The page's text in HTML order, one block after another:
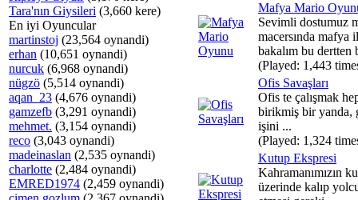
Tara'nın Giysileri (3,660 kere)
En iyi Oyuncular
martinstoj (23,564 oynandi)
erhan (10,651 oynandi)
nurcuk (6,968 oynandi)
nügzö (5,514 oynandi)
aqan_23 (4,676 oynandi)
gamzefb (3,291 oynandi)
mehmet. (3,154 oynandi)
reco (3,043 oynandi)
madeinaslan (2,535 oynandi)
charlotte (2,484 oynandi)
EMRED1974 (2,459 oynandi)
Mafya Mario
Sevimli dostumuz
macersında mafya
bakalım bu dertten
(Played: 1,443
Ofis Savaşları
Ofis te çalışmak
birikmiş bir yanda,
işini ...
(Played: 1,324
Kutup Ekspresi
Kahramanımızın
üzerinde kalıp